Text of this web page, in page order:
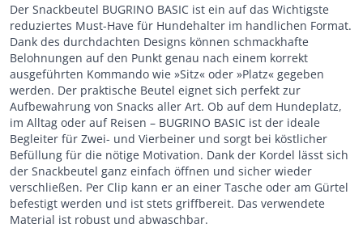
Der Snackbeutel BUGRINO BASIC ist ein auf das Wichtigste
reduziertes Must-Have für Hundehalter im handlichen Format.
Dank des durchdachten Designs können schmackhafte
Belohnungen auf den Punkt genau nach einem korrekt
ausgeführten Kommando wie »Sitz« oder »Platz« gegeben
werden. Der praktische Beutel eignet sich perfekt zur
Aufbewahrung von Snacks aller Art. Ob auf dem Hundeplatz,
im Alltag oder auf Reisen – BUGRINO BASIC ist der ideale
Begleiter für Zwei- und Vierbeiner und sorgt bei köstlicher
Befüllung für die nötige Motivation. Dank der Kordel lässt sich
der Snackbeutel ganz einfach öffnen und sicher wieder
verschließen. Per Clip kann er an einer Tasche oder am Gürtel
befestigt werden und ist stets griffbereit. Das verwendete
Material ist robust und abwaschbar.